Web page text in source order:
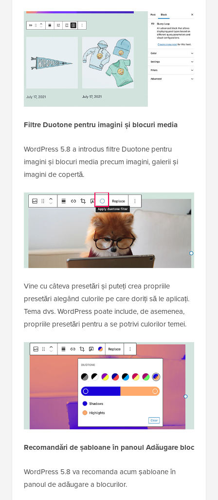
Filtre Duotone pentru imagini și blocuri media
WordPress 5.8 a introdus filtre Duotone pentru
imagini și blocuri media precum imagini, galerii și
imagini de copertă.
Vine cu câteva presetări și puteți crea propriile
presetări alegând culorile pe care doriți să le aplicați.
Tema dvs. WordPress poate include, de asemenea,
propriile presetări pentru a se potrivi culorilor temei.
Recomandări de șabloane în panoul Adăugare bloc
WordPress 5.8 va recomanda acum șabloane în
panoul de adăugare a blocurilor.